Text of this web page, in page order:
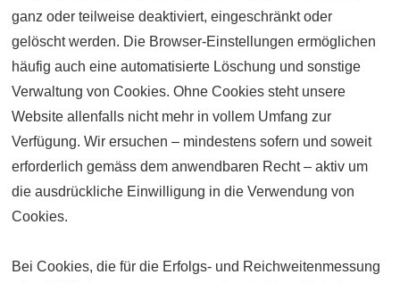
ganz oder teilweise deaktiviert, eingeschränkt oder
gelöscht werden. Die Browser-Einstellungen ermöglichen
häufig auch eine automatisierte Löschung und sonstige
Verwaltung von Cookies. Ohne Cookies steht unsere
Website allenfalls nicht mehr in vollem Umfang zur
Verfügung. Wir ersuchen – mindestens sofern und soweit
erforderlich gemäss dem anwendbaren Recht – aktiv um
die ausdrückliche Ein­willigung in die Verwendung von
Cookies.
Bei Cookies, die für die Erfolgs- und Reichweitenmessung